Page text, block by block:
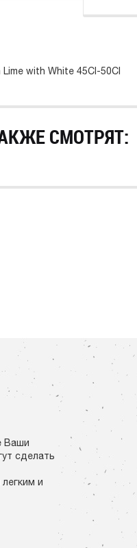
with White 45CI-50CI
СМОТРЯТ:
Ваши
сделать
и